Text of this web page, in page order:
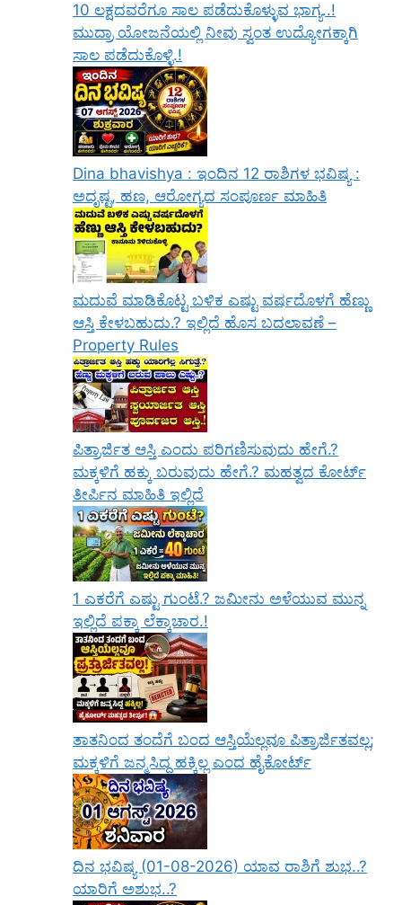
10 ಲಕ್ಷದವರೆಗೂ ಸಾಲ ಪಡೆದುಕೊಳ್ಳುವ ಭಾಗ್ಯ..!
ಮುದ್ರಾ ಯೋಜನೆಯಲ್ಲಿ ನೀವು ಸ್ವಂತ ಉದ್ಯೋಗಕ್ಕಾಗಿ
ಸಾಲ ಪಡೆದುಕೊಳ್ಳಿ.!
Dina bhavishya : ಇಂದಿನ 12 ರಾಶಿಗಳ ಭವಿಷ್ಯ :
ಅದೃಷ್ಟ, ಹಣ, ಆರೋಗ್ಯದ ಸಂಪೂರ್ಣ ಮಾಹಿತಿ
ಮದುವೆ ಮಾಡಿಕೊಟ್ಟ ಬಳಿಕ ಎಷ್ಟು ವರ್ಷದೊಳಗೆ ಹೆಣ್ಣು
ಆಸ್ತಿ ಕೇಳಬಹುದು.? ಇಲ್ಲಿದೆ ಹೊಸ ಬದಲಾವಣೆ –
Property Rules
ಪಿತ್ರಾರ್ಜಿತ ಆಸ್ತಿ ಎಂದು ಪರಿಗಣಿಸುವುದು ಹೇಗೆ.?
ಮಕ್ಕಳಿಗೆ ಹಕ್ಕು ಬರುವುದು ಹೇಗೆ.? ಮಹತ್ವದ ಕೋರ್ಟ್
ತೀರ್ಪಿನ ಮಾಹಿತಿ ಇಲ್ಲಿದೆ
1 ಎಕರೆಗೆ ಎಷ್ಟು ಗುಂಟೆ.? ಜಮೀನು ಅಳೆಯುವ ಮುನ್ನ
ಇಲ್ಲಿದೆ ಪಕ್ಕಾ ಲೆಕ್ಕಾಚಾರ.!
ತಾತನಿಂದ ತಂದೆಗೆ ಬಂದ ಆಸ್ತಿಯೆಲ್ಲವೂ ಪಿತ್ರಾರ್ಜಿತವಲ್ಲ;
ಮಕ್ಕಳಿಗೆ ಜನ್ಮಸಿದ್ಧ ಹಕ್ಕಿಲ್ಲ ಎಂದ ಹೈಕೋರ್ಟ್
ದಿನ ಭವಿಷ್ಯ (01-08-2026) ಯಾವ ರಾಶಿಗೆ ಶುಭ..?
ಯಾರಿಗೆ ಅಶುಭ..?